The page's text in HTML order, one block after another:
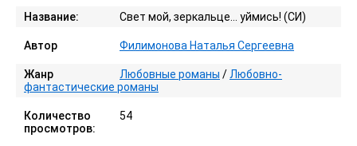
Название: Свет мой, зеркальце… уймись! (СИ)
Автор Филимонова Наталья Сергеевна
Жанр Любовные романы / Любовно-
фантастические романы
Количество
просмотров:
54